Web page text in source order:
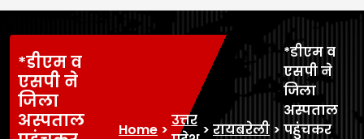
*डीएम व
एसपी ने
जिला
अस्पताल
Home >
उत्तर
> रायबरेली >
*डीएम व
एसपी ने
जिला
अस्पताल
पहुंचकर